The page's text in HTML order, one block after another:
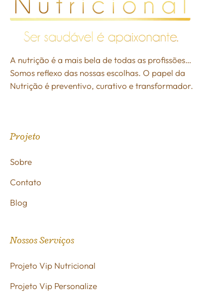
A nutrição é a mais bela de todas as profissões…
Somos reflexo das nossas escolhas. O papel da
Nutrição é preventivo, curativo e transformador.
Projeto
Sobre
Contato
Blog
Nossos Serviços
Projeto Vip Nutricional
Projeto Vip Personalize